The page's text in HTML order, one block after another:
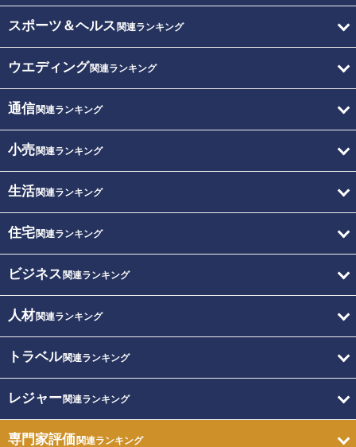
スポーツ＆ヘルス 関連ランキング
ウエディング関連ランキング
通信関連ランキング
小売関連ランキング
生活関連ランキング
住宅関連ランキング
ビジネス 関連ランキング
人材関連ランキング
トラベル関連ランキング
レジャー関連ランキング
専門家評価関連ランキング